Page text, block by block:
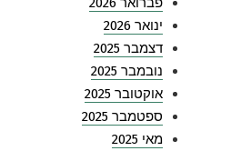
ינואר 2026
דצמבר 2025
נובמבר 2025
אוקטובר 2025
ספטמבר 2025
מאי 2025